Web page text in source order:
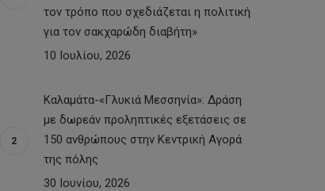
τον τρόπο που σχεδιάζεται η πολιτική
για τον σακχαρώδη διαβήτη»
10 Ιουλίου, 2026
Καλαμάτα-«Γλυκιά Μεσσηνία»: Δράση
με δωρεάν προληπτικές εξετάσεις σε
150 ανθρώπους στην Κεντρική Αγορά
της πόλης
30 Ιουνίου, 2026